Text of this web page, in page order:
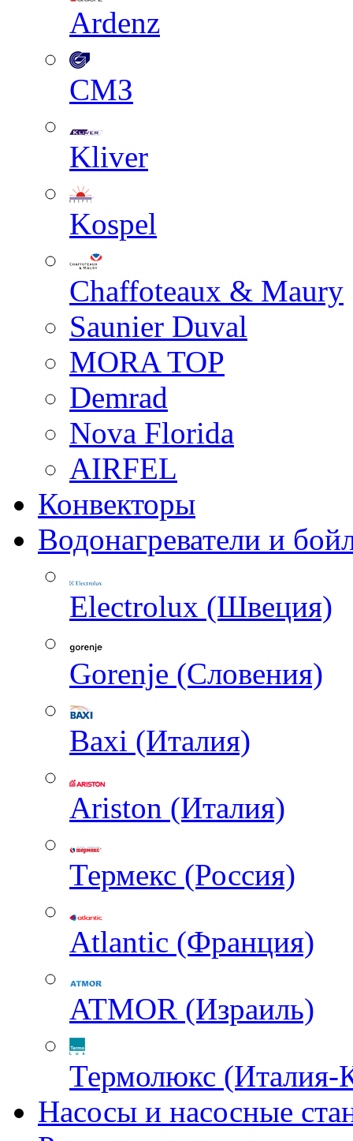
Ardenz
СМЗ
Kliver
Kospel
Chaffoteaux & Maury
Saunier Duval
MORA TOP
Demrad
Nova Florida
AIRFEL
Конвекторы
Водонагреватели и
Electrolux (Швеция)
Gorenje (Словения)
Baxi (Италия)
Ariston (Италия)
Термекс (Россия)
Atlantic (Франция)
ATMOR (Израиль)
Термолюкс (Италия-
Насосы и насосные